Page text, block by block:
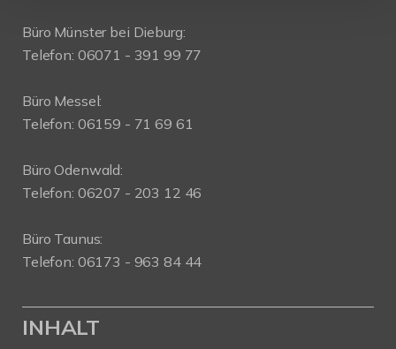
Büro Münster bei Dieburg:
Telefon: 06071 - 391 99 77
Büro Messel:
Telefon: 06159 - 71 69 61
Büro Odenwald:
Telefon: 06207 - 203 12 46
Büro Taunus:
Telefon: 06173 - 963 84 44
INHALT